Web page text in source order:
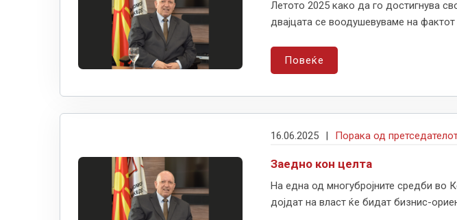
Летото 2025 како да го достигнува
двајцата се воодушевуваме на
Повеќе
16.06.2025 | Порака од
Заедно кон целта
На една од многубројните средби во
дојдат на власт ќе бидат бизнис-